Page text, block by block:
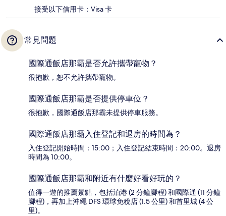
接受以下信用卡：Visa 卡
常見問題
國際通飯店那霸是否允許攜帶寵物？
很抱歉，恕不允許攜帶寵物。
國際通飯店那霸是否提供停車位？
很抱歉，國際通飯店那霸未提供停車服務。
國際通飯店那霸入住登記和退房的時間為？
入住登記開始時間：15:00；入住登記結束時間：20:00。退房
時間為 10:00。
國際通飯店那霸和附近有什麼好看好玩的？
值得一遊的推薦景點，包括泊港 (2 分鐘腳程) 和國際通 (11 分鐘
腳程)，再加上沖繩 DFS 環球免稅店 (1.5 公里) 和首里城 (4 公
里)。